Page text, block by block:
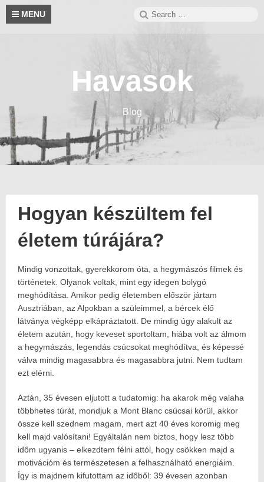
Skip
content
MENU
Search
Havasok
Blog
Hogyan készültem fel
életem túrájára?
Posted
on:
2023.11.14.
2026.05.16.
Author:
Havasokka
Mindig vonzottak, gyerekkorom óta, a hegymászós filmek és
történetek. Olyanok voltak, mint egy idegen bolygó
meghódítása. Amikor pedig életemben először jártam
Ausztriában, az Alpokban a szüleimmel, a bércek élő
látványa végképp elkápráztatott. De mindig úgy alakult az
életem azután, hogy keveset sportoltam, hiába volt az álmom
a hegymászás, legendás csúcsokat meghódítva, és képessé
válva mindig magasabbra és magasabbra jutni. Nem tudtam
ezt elérni.
Aztán, 35 évesen eljutott a tudatomig: ha akarok még valaha
többhetes túrát, mondjuk a Mont Blanc csúcsai körül, akkor
össze kell szednem magam, mert azt 40 éves koromig meg
kell majd valósítani! Egyáltalán nem biztos, hogy lesz több
időm ugyanis – elkezdtem félni attól, hogy csökken majd a
motivációm és természetesen a felhasználható energiáim.
Így is majdnem kifutottam az időből: 39 évesen azonban